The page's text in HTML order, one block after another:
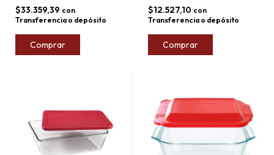
$33.359,39 con
Transferencia o depósito
$12.527,10 con
Transferencia o depósito
Comprar